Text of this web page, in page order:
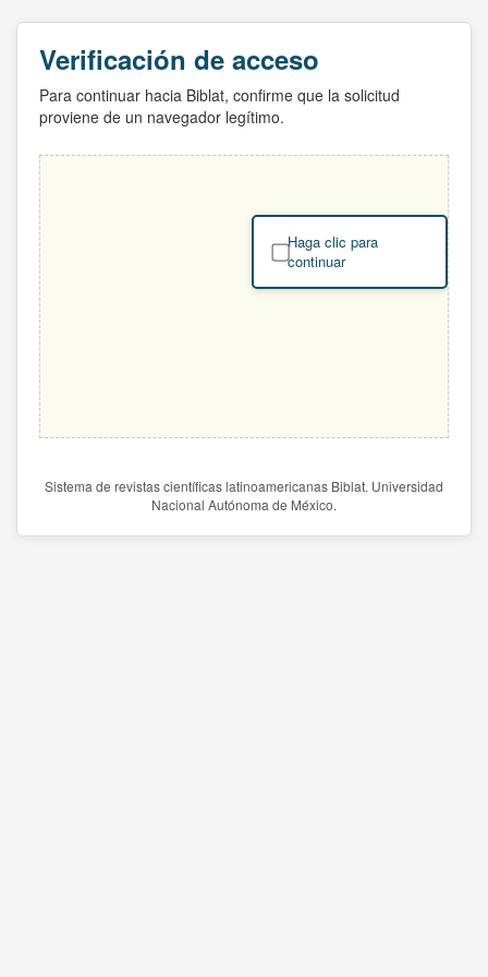
Verificación de acceso
Para continuar hacia Biblat, confirme que la solicitud
proviene de un navegador legítimo.
Haga clic para
continuar
Sistema de revistas científicas latinoamericanas Biblat. Universidad
Nacional Autónoma de México.